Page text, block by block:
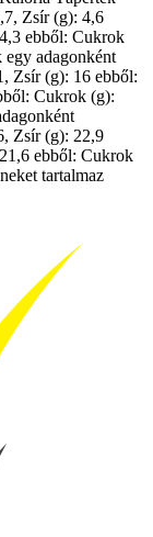
Zsír (g): 4,6
ebből: Cukrok
adagonként
Zsír (g): 16 ebből:
Cukrok (g):
Zsír (g): 22,9
ebből: Cukrok
tartalmaz